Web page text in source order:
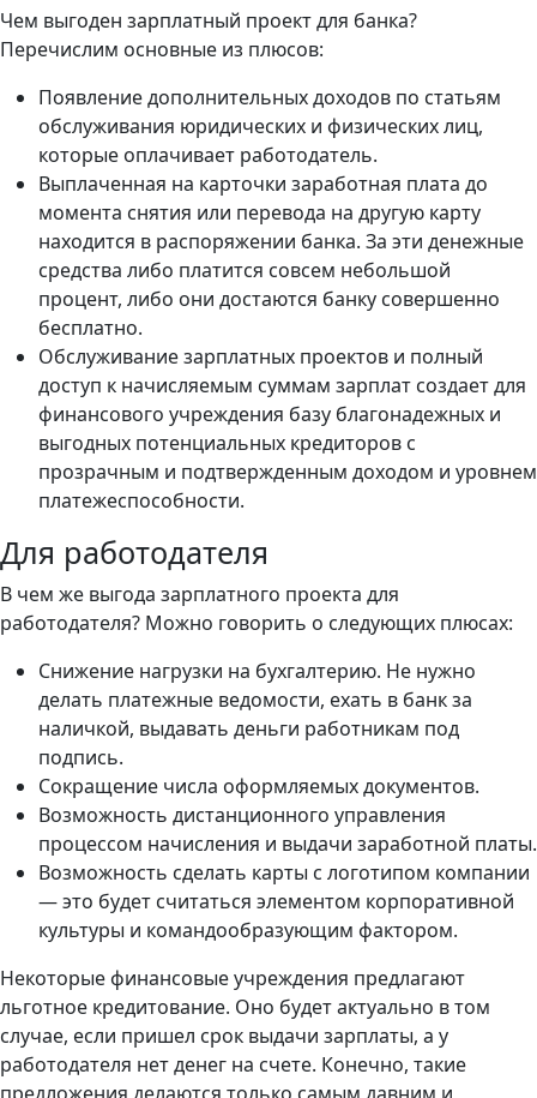
Чем выгоден зарплатный проект для банка?
Перечислим основные из плюсов:
Появление дополнительных доходов по статьям
обслуживания юридических и физических лиц,
которые оплачивает работодатель.
Выплаченная на карточки заработная плата до
момента снятия или перевода на другую карту
находится в распоряжении банка. За эти денежные
средства либо платится совсем небольшой
процент, либо они достаются банку совершенно
бесплатно.
Обслуживание зарплатных проектов и полный
доступ к начисляемым суммам зарплат создает для
финансового учреждения базу благонадежных и
выгодных потенциальных кредиторов с
прозрачным и подтвержденным доходом и уровнем
платежеспособности.
Для работодателя
В чем же выгода зарплатного проекта для
работодателя? Можно говорить о следующих плюсах:
Снижение нагрузки на бухгалтерию. Не нужно
делать платежные ведомости, ехать в банк за
наличкой, выдавать деньги работникам под
подпись.
Сокращение числа оформляемых документов.
Возможность дистанционного управления
процессом начисления и выдачи заработной платы.
Возможность сделать карты с логотипом компании
— это будет считаться элементом корпоративной
культуры и командообразующим фактором.
Некоторые финансовые учреждения предлагают
льготное кредитование. Оно будет актуально в том
случае, если пришел срок выдачи зарплаты, а у
работодателя нет денег на счете. Конечно, такие